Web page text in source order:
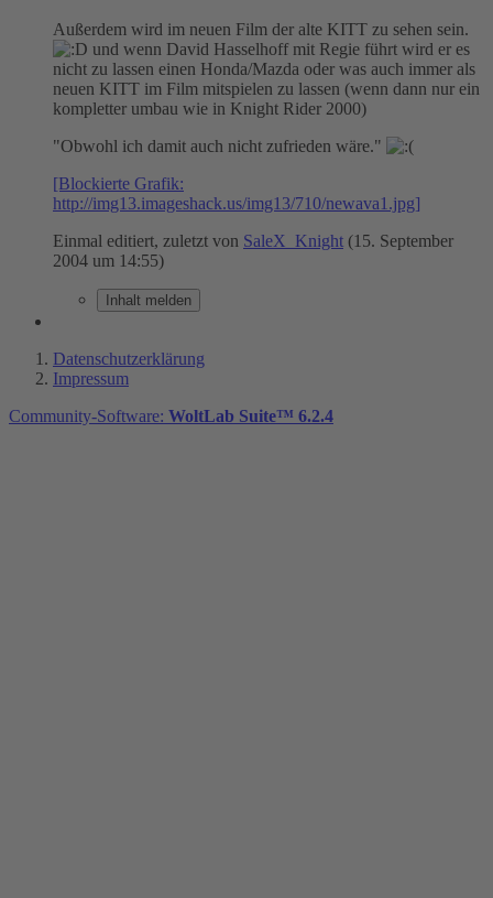
Außerdem wird im neuen Film der alte KITT zu sehen sein.
und wenn David Hasselhoff mit Regie führt wird er es
nicht zu lassen einen Honda/Mazda oder was auch immer als
neuen KITT im Film mitspielen zu lassen (wenn dann nur ein
kompletter umbau wie in Knight Rider 2000)
"Obwohl ich damit auch nicht zufrieden wäre."
[Blockierte Grafik:
http://img13.imageshack.us/img13/710/newava1.jpg]
Einmal editiert, zuletzt von SaleX_Knight (15. September
2004 um 14:55)
Inhalt melden
Datenschutzerklärung
Impressum
Community-Software: WoltLab Suite™ 6.2.4